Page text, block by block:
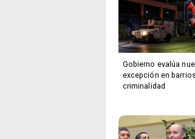
Gobierno evalúa
excepción en
criminalidad